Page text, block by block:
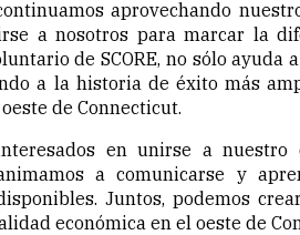
aprovechando
a nosotros para marcar la
de SCORE, no sólo ayuda
a la historia de éxito más
de Connecticut.
en unirse a nuestro
a comunicarse y
Juntos, podemos
económica en el oeste de